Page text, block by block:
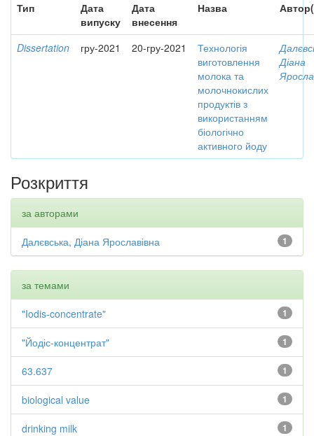
Тип
Дата
випуску
Дата
внесення
Назва
Dissertation гру-2021 20-гру-2021
Технологія
виготовлення
молока та
молочнокислих
продуктів з
використанням
біологічно
активного йоду
Діана
Розкриття
за авторами
1
Далєвська, Діана Ярославівна
за темами
1
"Iodis-concentrate"
1
"Йодіс-концентрат"
1
63.637
1
biological value
1
drinking milk